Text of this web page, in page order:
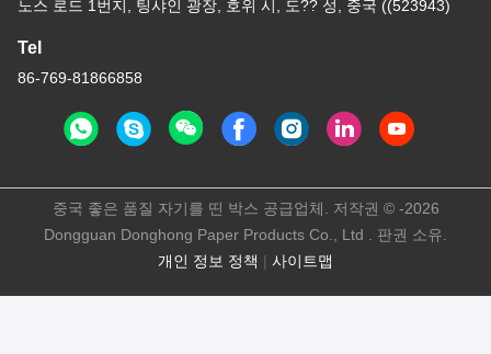
노스 로드 1번지, 팅샤인 광장, 호위 시, 도?? 성, 중국 ((523943)
Tel
86-769-81866858
개인 정보 정책 | 사이트맵
중국 좋은 품질 자기를 띤 박스 공급업체. 저작권 © -2026
Dongguan Donghong Paper Products Co., Ltd . 판권 소유.